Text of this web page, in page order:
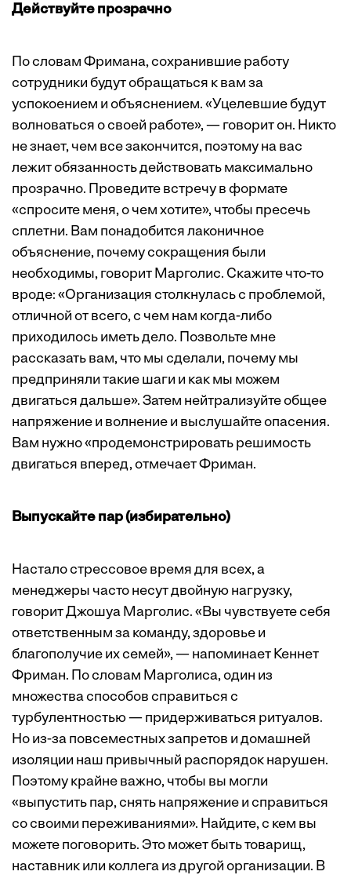
Действуйте прозрачно
По словам Фримана, сохранившие работу
сотрудники будут обращаться к вам за
успокоением и объяснением. «Уцелевшие будут
волноваться о своей работе», — говорит он. Никто
не знает, чем все закончится, поэтому на вас
лежит обязанность действовать максимально
прозрачно. Проведите встречу в формате
«спросите меня, о чем хотите», чтобы пресечь
сплетни. Вам понадобится лаконичное
объяснение, почему сокращения были
необходимы, говорит Марголис. Скажите что-то
вроде: «Организация столкнулась с проблемой,
отличной от всего, с чем нам когда-либо
приходилось иметь дело. Позвольте мне
рассказать вам, что мы сделали, почему мы
предприняли такие шаги и как мы можем
двигаться дальше». Затем нейтрализуйте общее
напряжение и волнение и выслушайте опасения.
Вам нужно «продемонстрировать решимость
двигаться вперед, отмечает Фриман.
Выпускайте пар (избирательно)
Настало стрессовое время для всех, а
менеджеры часто несут двойную нагрузку,
говорит Джошуа Марголис. «Вы чувствуете себя
ответственным за команду, здоровье и
благополучие их семей», — напоминает Кеннет
Фриман. По словам Марголиса, один из
множества способов справиться с
турбулентностью — придерживаться ритуалов.
Но из-за повсеместных запретов и домашней
изоляции наш привычный распорядок нарушен.
Поэтому крайне важно, чтобы вы могли
«выпустить пар, снять напряжение и справиться
со своими переживаниями». Найдите, с кем вы
можете поговорить. Это может быть товарищ,
наставник или коллега из другой организации. В